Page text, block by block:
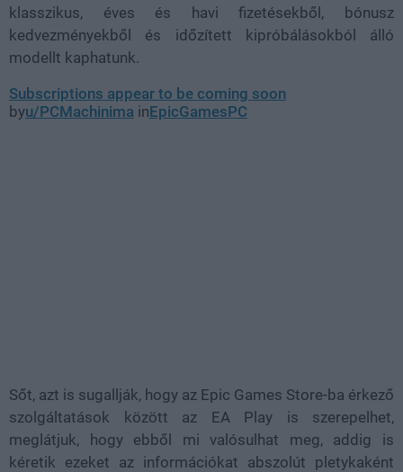
klasszikus, éves és havi fizetésekből, bónusz
kedvezményekből és időzített kipróbálásokból álló
modellt kaphatunk.
Subscriptions appear to be coming soon
byu/PCMachinima inEpicGamesPC
Sőt, azt is sugallják, hogy az Epic Games Store-ba érkező
szolgáltatások között az EA Play is szerepelhet,
meglátjuk, hogy ebből mi valósulhat meg, addig is
kéretik ezeket az információkat abszolút pletykaként